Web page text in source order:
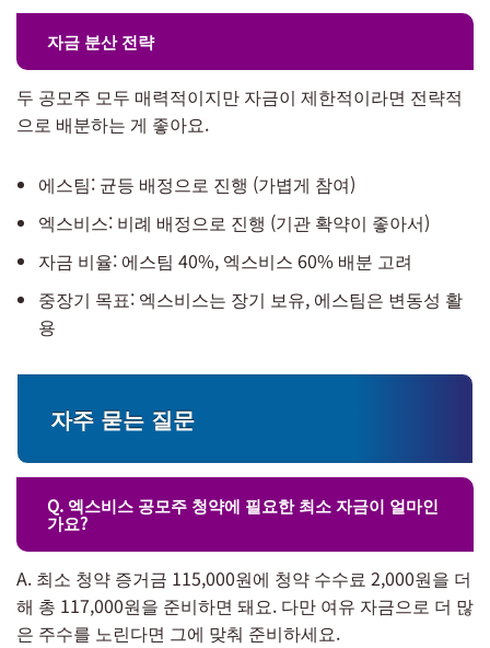
자금 분산 전략
두 공모주 모두 매력적이지만 자금이 제한적이라면 전략적
으로 배분하는 게 좋아요.
에스팀: 균등 배정으로 진행 (가볍게 참여)
엑스비스: 비례 배정으로 진행 (기관 확약이 좋아서)
자금 비율: 에스팀 40%, 엑스비스 60% 배분 고려
중장기 목표: 엑스비스는 장기 보유, 에스팀은 변동성 활
용
자주 묻는 질문
Q. 엑스비스 공모주 청약에 필요한 최소 자금이 얼마인
가요?
A. 최소 청약 증거금 115,000원에 청약 수수료 2,000원을 더
해 총 117,000원을 준비하면 돼요. 다만 여유 자금으로 더 많
은 주수를 노린다면 그에 맞춰 준비하세요.